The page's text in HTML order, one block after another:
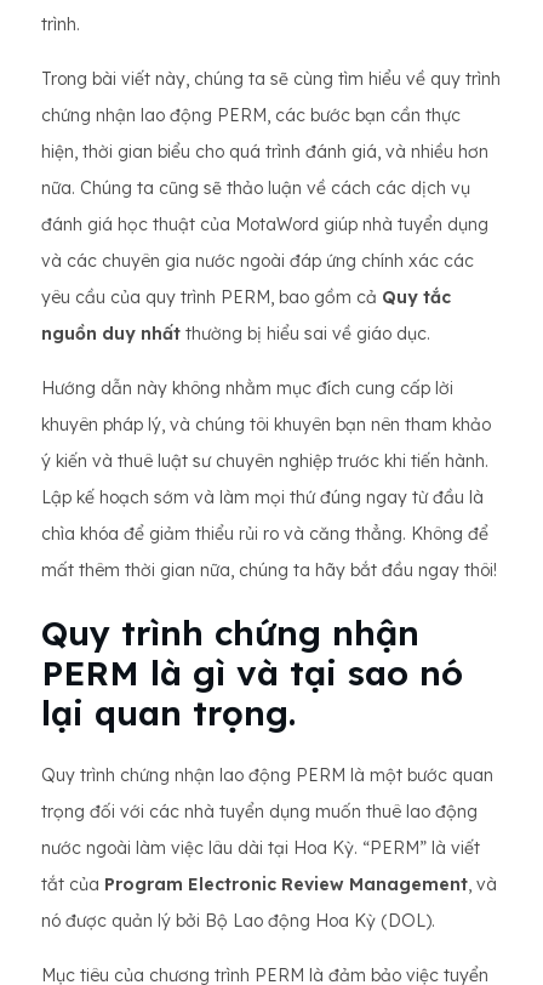
trình.
Trong bài viết này, chúng ta sẽ cùng tìm hiểu về quy trình
chứng nhận lao động PERM, các bước bạn cần thực
hiện, thời gian biểu cho quá trình đánh giá, và nhiều hơn
nữa. Chúng ta cũng sẽ thảo luận về cách các dịch vụ
đánh giá học thuật của MotaWord giúp nhà tuyển dụng
và các chuyên gia nước ngoài đáp ứng chính xác các
yêu cầu của quy trình PERM, bao gồm cả Quy tắc
nguồn duy nhất thường bị hiểu sai về giáo dục.
Hướng dẫn này không nhằm mục đích cung cấp lời
khuyên pháp lý, và chúng tôi khuyên bạn nên tham khảo
ý kiến ​​và thuê luật sư chuyên nghiệp trước khi tiến hành.
Lập kế hoạch sớm và làm mọi thứ đúng ngay từ đầu là
chìa khóa để giảm thiểu rủi ro và căng thẳng. Không để
mất thêm thời gian nữa, chúng ta hãy bắt đầu ngay thôi!
Quy trình chứng nhận
PERM là gì và tại sao nó
lại quan trọng.
Quy trình chứng nhận lao động PERM là một bước quan
trọng đối với các nhà tuyển dụng muốn thuê lao động
nước ngoài làm việc lâu dài tại Hoa Kỳ. “PERM” là viết
tắt của Program Electronic Review Management, và
nó được quản lý bởi Bộ Lao động Hoa Kỳ (DOL).
Mục tiêu của chương trình PERM là đảm bảo việc tuyển